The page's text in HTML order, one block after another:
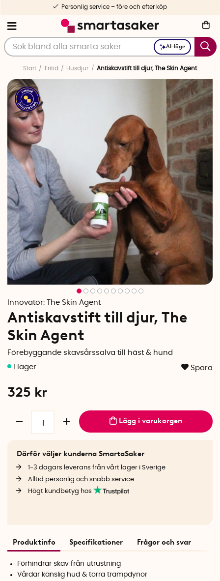
AI-läge
Personlig service – före och efter köp
Start Fritid Husdjur Antiskavstift till djur, The Skin Agent
Innovatör: The Skin Agent
Antiskavstift till djur, The
Skin Agent
Förebyggande skavsårssalva till häst & hund
Spara
325 kr
Lägg i varukorgen
Därför väljer kunderna SmartaSaker
1-3 dagars leverans från vårt lager i Sverige
Alltid personlig och snabb service
Högt kundbetyg hos
Produktinfo Specifikationer Frågor och svar
Förhindrar skav från utrustning
Vårdar känslig hud & torra trampdynor